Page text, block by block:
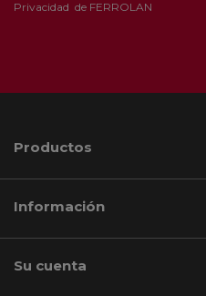
Privacidad de FERROLAN
Productos
Información
Su cuenta